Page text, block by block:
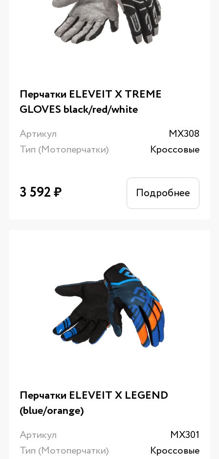
Перчатки ELEVEIT X TREME
GLOVES black/red/white
Артикул
MX308
Тип (Мотоперчатки)
Кроссовые
3 592₽ Подробнее
Перчатки ELEVEIT X LEGEND
(blue/orange)
Артикул
MX301
Тип (Мотоперчатки)
Кроссовые